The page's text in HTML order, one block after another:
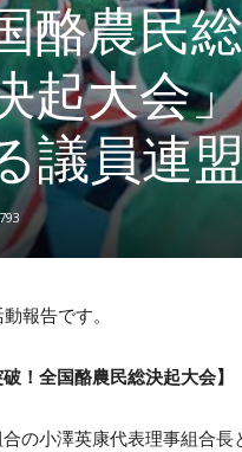
酪農民
起大会
議員連
793
報告です。
！全国酪農民総決起大会】
の小澤英康代表理事組合長